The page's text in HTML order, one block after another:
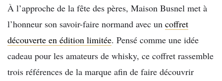
À l’approche de la fête des pères, Maison Busnel met à
l’honneur son savoir-faire normand avec un coffret
découverte en édition limitée. Pensé comme une idée
cadeau pour les amateurs de whisky, ce coffret rassemble
trois références de la marque afin de faire découvrir